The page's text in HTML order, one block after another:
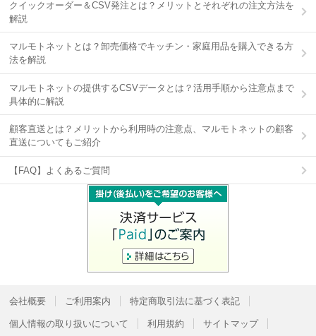
クイックオーダー＆CSV発注とは？メリットとそれぞれの注文方法を
解説
マルモトネットとは？卸売価格でキッチン・家庭用品を購入できる方
法を解説
マルモトネットの提供するCSVデータとは？活用手順から注意点まで
具体的に解説
顧客直送とは？メリットから利用時の注意点、マルモトネットの顧客
直送についてもご紹介
【FAQ】よくあるご質問
会社概要 ご利用案内 特定商取引法に基づく表記
個人情報の取り扱いについて 利用規約 サイトマップ